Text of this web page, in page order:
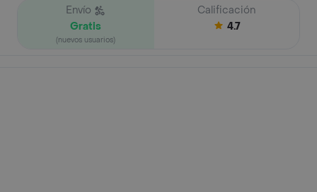
Envío
Gratis
(nuevos usuarios)
Calificación
4.7